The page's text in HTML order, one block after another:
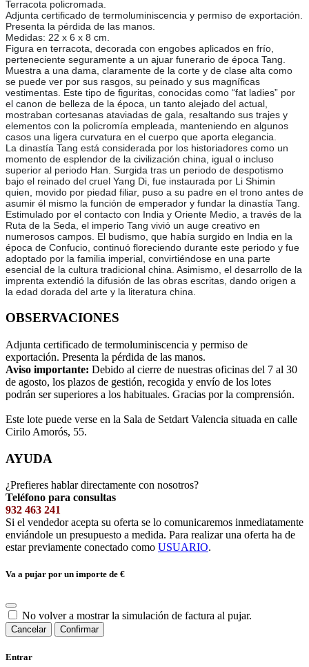
Terracota policromada.
Adjunta certificado de termoluminiscencia y permiso de exportación.
Presenta la pérdida de las manos.
Medidas: 22 x 6 x 8 cm.
Figura en terracota, decorada con engobes aplicados en frío,
perteneciente seguramente a un ajuar funerario de época Tang.
Muestra a una dama, claramente de la corte y de clase alta como
se puede ver por sus rasgos, su peinado y sus magníficas
vestimentas. Este tipo de figuritas, conocidas como “fat ladies” por
el canon de belleza de la época, un tanto alejado del actual,
mostraban cortesanas ataviadas de gala, resaltando sus trajes y
elementos con la policromía empleada, manteniendo en algunos
casos una ligera curvatura en el cuerpo que aporta elegancia.
La dinastía Tang está considerada por los historiadores como un
momento de esplendor de la civilización china, igual o incluso
superior al periodo Han. Surgida tras un periodo de despotismo
bajo el reinado del cruel Yang Di, fue instaurada por Li Shimin
quien, movido por piedad filiar, puso a su padre en el trono antes de
asumir él mismo la función de emperador y fundar la dinastía Tang.
Estimulado por el contacto con India y Oriente Medio, a través de la
Ruta de la Seda, el imperio Tang vivió un auge creativo en
numerosos campos. El budismo, que había surgido en India en la
época de Confucio, continuó floreciendo durante este periodo y fue
adoptado por la familia imperial, convirtiéndose en una parte
esencial de la cultura tradicional china. Asimismo, el desarrollo de la
imprenta extendió la difusión de las obras escritas, dando origen a
la edad dorada del arte y la literatura china.
OBSERVACIONES
Adjunta certificado de termoluminiscencia y permiso de
exportación. Presenta la pérdida de las manos.
Aviso importante: Debido al cierre de nuestras oficinas del 7 al 30
de agosto, los plazos de gestión, recogida y envío de los lotes
podrán ser superiores a los habituales. Gracias por la comprensión.
Este lote puede verse en la Sala de Setdart Valencia situada en calle
Cirilo Amorós, 55.
AYUDA
¿Prefieres hablar directamente con nosotros?
Teléfono para consultas
932 463 241
Si el vendedor acepta su oferta se lo comunicaremos inmediatamente
enviándole un presupuesto a medida. Para realizar una oferta ha de
estar previamente conectado como USUARIO.
Va a pujar por un importe de €
No volver a mostrar la simulación de factura al pujar.
Cancelar Confirmar
Entrar